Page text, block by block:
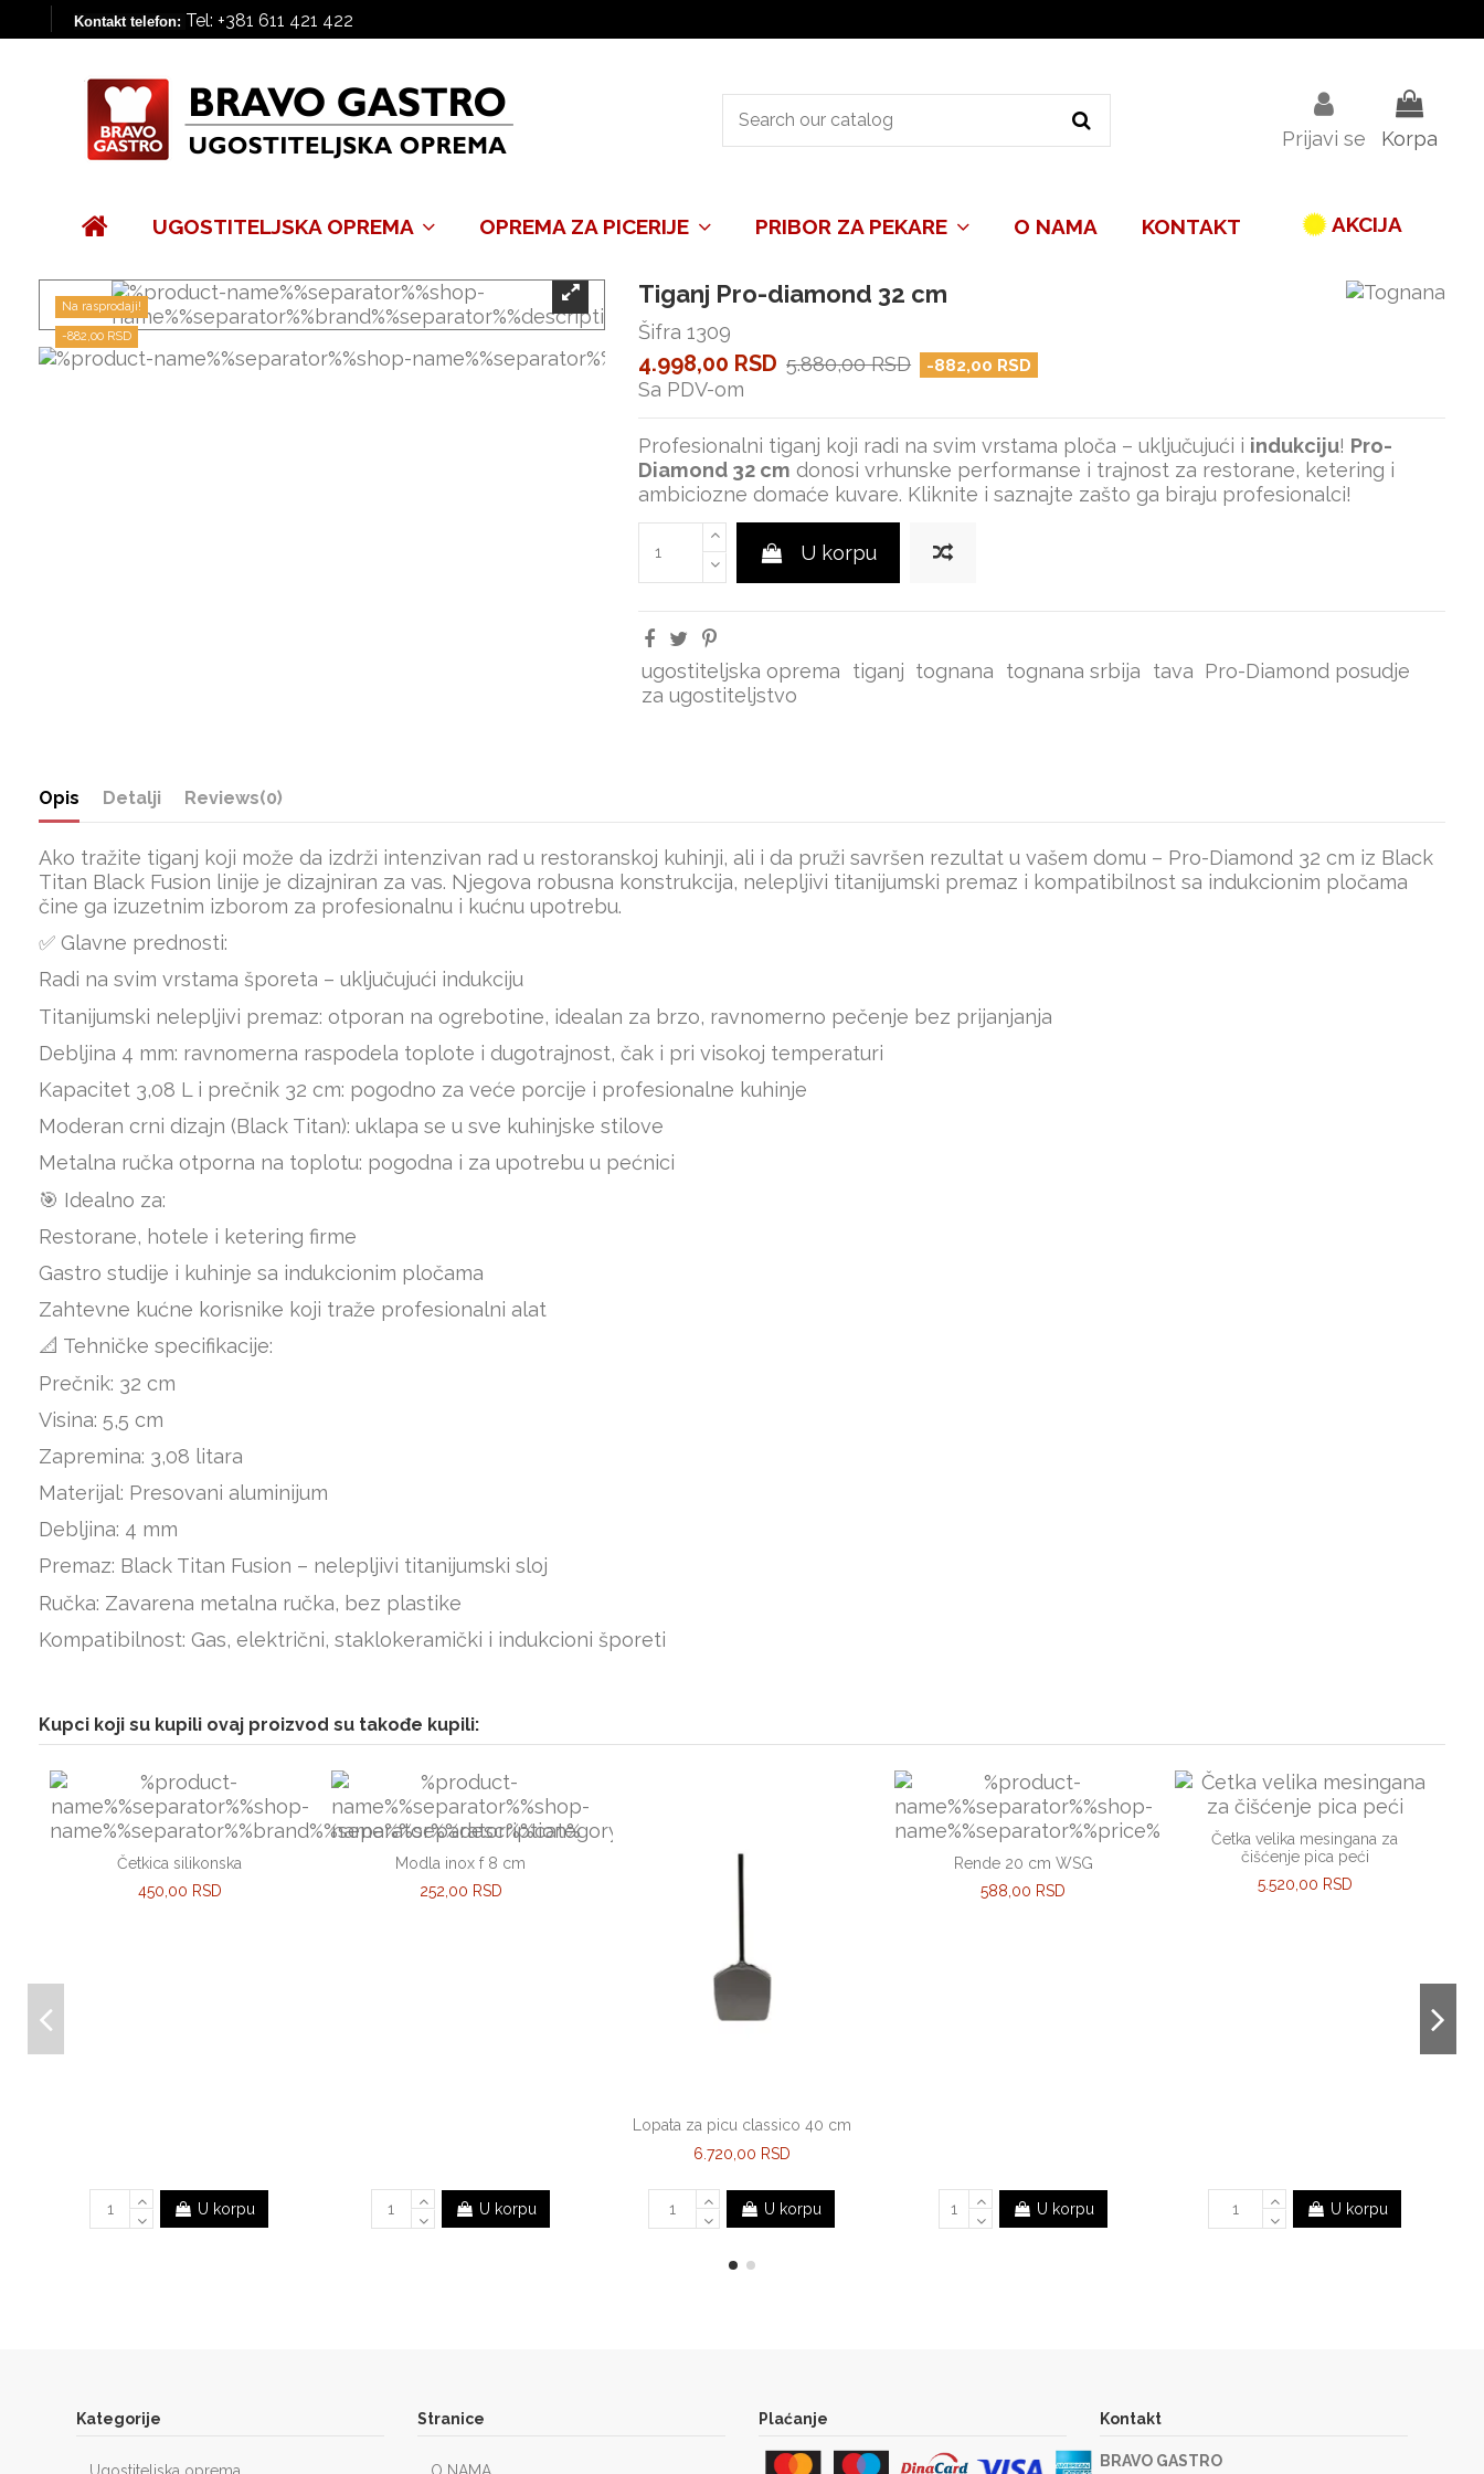
Kontakt telefon: Tel: +381 611 421 422
Prijavi se Korpa
UGOSTITELJSKA OPREMA OPREMA ZA PICERIJE PRIBOR ZA PEKARE O NAMA KONTAKT AKCIJA
Na rasprodaji!
-882,00 RSD
Tiganj Pro-diamond 32 cm
Šifra 1309
4.998,00 RSD 5.880,00 RSD -882,00 RSD
Sa PDV-om
Profesionalni tiganj koji radi na svim vrstama ploča – uključujući i indukciju! Pro-
Diamond 32 cm donosi vrhunske performanse i trajnost za restorane, ketering i
ambiciozne domaće kuvare. Kliknite i saznajte zašto ga biraju profesionalci!
U korpu
ugostiteljska oprema tiganj tognana tognana srbija tava Pro-Diamond posudje
za ugostiteljstvo
Opis Detalji Reviews(0)
Ako tražite tiganj koji može da izdrži intenzivan rad u restoranskoj kuhinji, ali i da pruži savršen rezultat u vašem domu – Pro-Diamond 32 cm iz Black
Titan Black Fusion linije je dizajniran za vas. Njegova robusna konstrukcija, nelepljivi titanijumski premaz i kompatibilnost sa indukcionim pločama
čine ga izuzetnim izborom za profesionalnu i kućnu upotrebu.
✅ Glavne prednosti:
Radi na svim vrstama šporeta – uključujući indukciju
Titanijumski nelepljivi premaz: otporan na ogrebotine, idealan za brzo, ravnomerno pečenje bez prijanjanja
Debljina 4 mm: ravnomerna raspodela toplote i dugotrajnost, čak i pri visokoj temperaturi
Kapacitet 3,08 L i prečnik 32 cm: pogodno za veće porcije i profesionalne kuhinje
Moderan crni dizajn (Black Titan): uklapa se u sve kuhinjske stilove
Metalna ručka otporna na toplotu: pogodna i za upotrebu u pećnici
🎯 Idealno za:
Restorane, hotele i ketering firme
Gastro studije i kuhinje sa indukcionim pločama
Zahtevne kućne korisnike koji traže profesionalni alat
📐 Tehničke specifikacije:
Prečnik: 32 cm
Visina: 5,5 cm
Zapremina: 3,08 litara
Materijal: Presovani aluminijum
Debljina: 4 mm
Premaz: Black Titan Fusion – nelepljivi titanijumski sloj
Ručka: Zavarena metalna ručka, bez plastike
Kompatibilnost: Gas, električni, staklokeramički i indukcioni šporeti
Kupci koji su kupili ovaj proizvod su takođe kupili:
Četkica silikonska
450,00 RSD
U korpu
Modla inox f 8 cm
252,00 RSD
U korpu
Lopata za picu classico 40 cm
6.720,00 RSD
U korpu
Rende 20 cm WSG
588,00 RSD
U korpu
Četka velika mesingana za
čišćenje pica peći
5.520,00 RSD
U korpu
Kategorije Stranice Plaćanje Kontakt
BRAVO GASTRO